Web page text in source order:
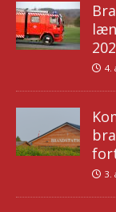
4.
3.